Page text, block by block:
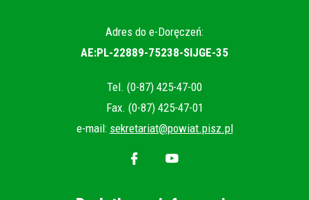
Adres do e-Doręczeń:
AE:PL-22889-75238-SIJGE-35
Tel. (0-87) 425-47-00
Fax. (0-87) 425-47-01
e-mail: sekretariat@powiat.pisz.pl
Will
Will